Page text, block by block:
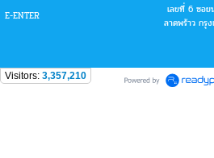
E-ENTER
เลขที่ 6 ซอย
ลาดพร้าว กรุ
Visitors: 3,357,210